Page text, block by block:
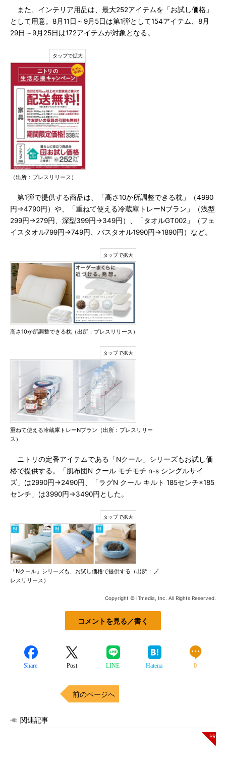
また、インテリア用品は、最大252アイテムを「お試し価格」
として用意。8月11日～9月5日は第1弾として154アイテム、8月
29日～9月25日は172アイテムが対象となる。
（出所：プレスリリース）
第1弾で提供する商品は、「高さ10か所調整できる枕」（4990
円→4790円）や、「重ねて使える冷蔵庫トレーNブラン」（浅型
299円→279円、深型399円→349円）、「タオルGT002」（フェ
イスタオル799円→749円、バスタオル1990円→1890円）など。
高さ10か所調整できる枕（出所：プレスリリース）
重ねて使える冷蔵庫トレーNブラン（出所：プレスリリー
ス）
ニトリの定番アイテムである「Nクール」シリーズもお試し価
格で提供する。「肌布団N クール モチモチ n-s シングルサイ
ズ」は2990円→2490円、「ラグN クール キルト 185センチ×185
センチ」は3990円→3490円とした。
「Nクール」シリーズも、お試し価格で提供する（出所：プ
レスリリース）
Copyright © ITmedia, Inc. All Rights Reserved.
コメントを見る／書く
Share Post LINE Hatena 0
前のページへ
関連記事